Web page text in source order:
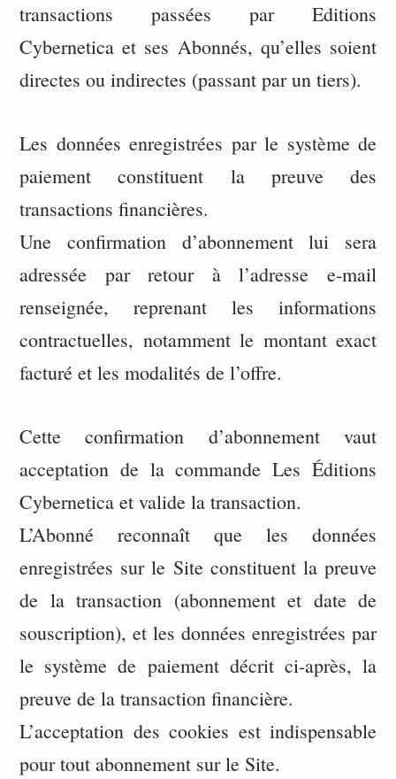
transactions passées par Editions
Cybernetica et ses Abonnés, qu’elles soient
directes ou indirectes (passant par un tiers).
Les données enregistrées par le système de
paiement constituent la preuve des
transactions financières.
Une confirmation d’abonnement lui sera
adressée par retour à l’adresse e-mail
renseignée, reprenant les informations
contractuelles, notamment le montant exact
facturé et les modalités de l’offre.
Cette confirmation d’abonnement vaut
acceptation de la commande Les Éditions
Cybernetica et valide la transaction.
L’Abonné reconnaît que les données
enregistrées sur le Site constituent la preuve
de la transaction (abonnement et date de
souscription), et les données enregistrées par
le système de paiement décrit ci-après, la
preuve de la transaction financière.
L’acceptation des cookies est indispensable
pour tout abonnement sur le Site.